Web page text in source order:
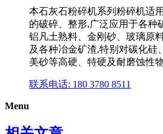
本石灰石粉碎机系列粉碎机适
的破碎、整形,广泛应用于各种
铝凡土熟料、金刚砂、玻璃原
及各种冶金矿渣,特别对碳化硅
美砂等高硬、特硬及耐磨蚀性
联系电话: 180 3780 8511
Menu